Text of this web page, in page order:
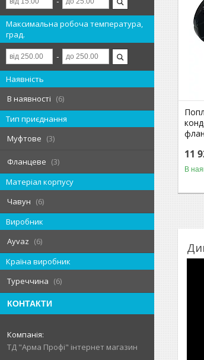
Максимальна робоча температура,
град.
Наявність
В наявності
6
Тип приєднання
Муфтове
3
Фланцеве
3
Матеріал корпусу
Чавун
6
Виробник
Ayvaz
6
Країна виробник
Туреччина
6
КОНТАКТИ
ТД "Арма Профі" інтернет магазин
11
В